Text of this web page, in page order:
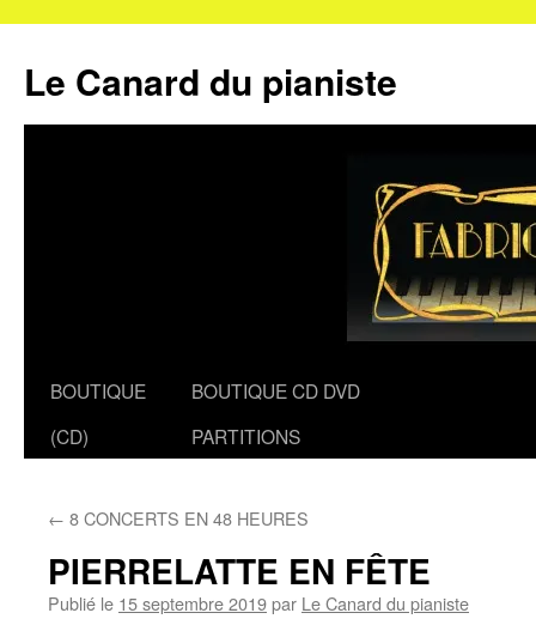
Le Canard du pianiste
Aller
BOUTIQUE
(CD)
BOUTIQUE CD DVD
PARTITIONS
← 8 CONCERTS EN 48 HEURES
PIERRELATTE EN FÊTE
Publié le 15 septembre 2019par Le Canard du pianiste